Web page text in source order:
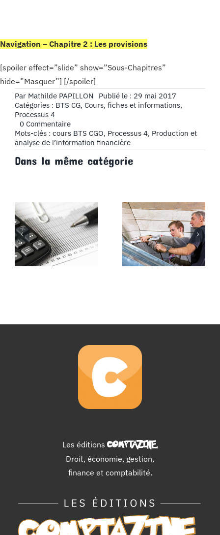
Navigation – Chapitre 2 : Les provisions
[spoiler effect=”slide” show=”Sous-Chapitres”
hide=”Masquer”] [/spoiler]
Par Mathilde PAPILLON
Publié le : 29 mai 2017
Catégories : BTS CG, Cours, fiches et informations,
Processus 4
0 Commentaireon
Les
subventions
d’investissement,
produit
CG
Mots-clés : cours BTS CGO, Processus 4, Production et
analyse de l’information financière
Dans la même catégorie
Les soldes
intermédiaires
de gestion
Déroulement
d’un stage
Les éditions COMPTAZINE.
Droit, économie, gestion,
finance et comptabilité.